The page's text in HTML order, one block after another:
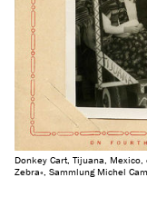
Donkey Cart, Tijuana,
Zebra«, Sammlung Michel